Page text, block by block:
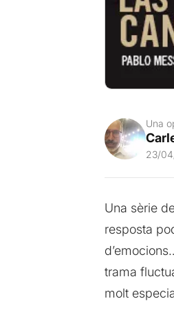
Una
23/
Una sèrie
resposta
trama
molt